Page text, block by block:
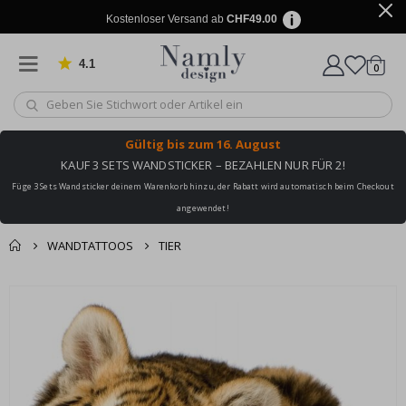
Kostenloser Versand ab CHF49.00
4.1 von 1034 Bewertungen
Wagen
0
Gültig bis zum 16. August
KAUF 3 SETS WANDSTICKER – BEZAHLEN NUR FÜR 2!
Füge 3 Sets Wandsticker deinem Warenkorb hinzu, der Rabatt wird automatisch beim Checkout
angewendet!
WANDTATTOOS TIER
Produkte
Bildgalerie
springen